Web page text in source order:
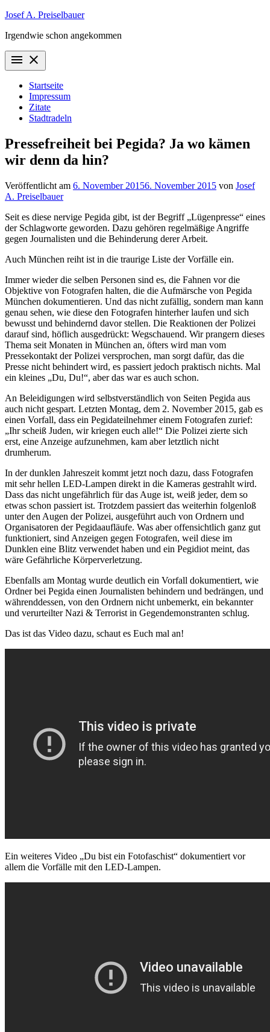
Zum
springen
Josef A. Preiselbauer
Irgendwie schon angekommen
menu close
Startseite
Impressum
Zitate
Stadtradeln
Pressefreiheit bei Pegida? Ja wo kämen
wir denn da hin?
Veröffentlicht am 6. November 20156. November 2015 von Josef
A. Preiselbauer
Seit es diese nervige Pegida gibt, ist der Begriff „Lügenpresse“ eines
der Schlagworte geworden. Dazu gehören regelmäßige Angriffe
gegen Journalisten und die Behinderung derer Arbeit.
Auch München reiht ist in die traurige Liste der Vorfälle ein.
Immer wieder die selben Personen sind es, die Fahnen vor die
Objektive von Fotografen halten, die die Aufmärsche von Pegida
München dokumentieren. Und das nicht zufällig, sondern man kann
genau sehen, wie diese den Fotografen hinterher laufen und sich
bewusst und behindernd davor stellen. Die Reaktionen der Polizei
darauf sind, höflich ausgedrückt: Wegschauend. Wir prangern dieses
Thema seit Monaten in München an, öfters wird man vom
Pressekontakt der Polizei versprochen, man sorgt dafür, das die
Presse nicht behindert wird, es passiert jedoch praktisch nichts. Mal
ein kleines „Du, Du!“, aber das war es auch schon.
An Beleidigungen wird selbstverständlich von Seiten Pegida aus
auch nicht gespart. Letzten Montag, dem 2. November 2015, gab es
einen Vorfall, dass ein Pegidateilnehmer einem Fotografen zurief:
„Ihr scheiß Juden, wir kriegen euch alle!“ Die Polizei zierte sich
erst, eine Anzeige aufzunehmen, kam aber letztlich nicht
drumherum.
In der dunklen Jahreszeit kommt jetzt noch dazu, dass Fotografen
mit sehr hellen LED-Lampen direkt in die Kameras gestrahlt wird.
Dass das nicht ungefährlich für das Auge ist, weiß jeder, dem so
etwas schon passiert ist. Trotzdem passiert das weiterhin folgenloß
unter den Augen der Polizei, ausgeführt auch von Ordnern und
Organisatoren der Pegidaaufläufe. Was aber offensichtlich ganz gut
funktioniert, sind Anzeigen gegen Fotografen, weil diese im
Dunklen eine Blitz verwendet haben und ein Pegidiot meint, das
wäre Gefährliche Körperverletzung.
Ebenfalls am Montag wurde deutlich ein Vorfall dokumentiert, wie
Ordner bei Pegida einen Journalisten behindern und bedrängen, und
währenddessen, von den Ordnern nicht unbemerkt, ein bekannter
und verurteilter Nazi & Terrorist in Gegendemonstranten schlug.
Das ist das Video dazu, schaut es Euch mal an!
Ein weiteres Video „Du bist ein Fotofaschist“ dokumentiert vor
allem die Vorfälle mit den LED-Lampen.